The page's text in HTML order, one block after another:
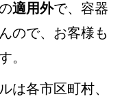
適用外で、容器
ので、お客様も
。
各市区町村、